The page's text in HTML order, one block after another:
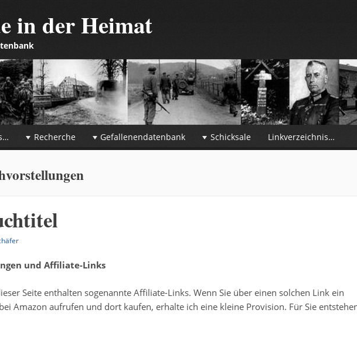
in der Heimat
Recherche Gefallenendatenbank Schicksale Linkverzeichnis…
und Affiliate-Links
Seite enthalten sogenannte Affiliate-Links. Wenn Sie über einen solchen Link ein
Amazon aufrufen und dort kaufen, erhalte ich eine kleine Provision. Für Sie